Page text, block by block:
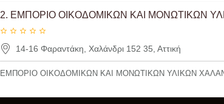
2. ΕΜΠΟΡΙΟ ΟΙΚΟΔΟΜΙΚΩΝ ΚΑΙ ΜΟΝΩΤΙΚΩΝ
14-16 Φαραντάκη, Χαλάνδρι 152 35, Αττική
ΕΜΠΟΡΙΟ ΟΙΚΟΔΟΜΙΚΩΝ ΚΑΙ ΜΟΝΩΤΙΚΩΝ ΥΛΙΚΩΝ